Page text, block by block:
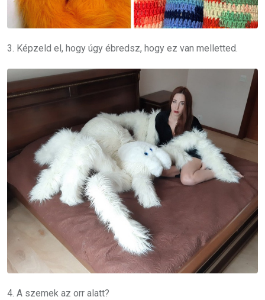
3. Képzeld el, hogy úgy ébredsz, hogy ez van melletted.
4. A szemek az orr alatt?